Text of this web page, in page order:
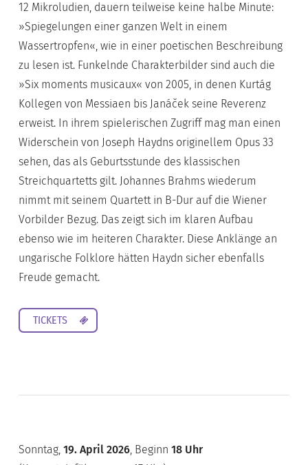
12 Mikroludien, dauern teilweise keine halbe Minute:
»Spiegelungen einer ganzen Welt in einem
Wassertropfen«, wie in einer poetischen Beschreibung
zu lesen ist. Funkelnde Charakterbilder sind auch die
»Six moments musicaux« von 2005, in denen Kurtág
Kollegen von Messiaen bis Janáček seine Reverenz
erweist. In ihrem spielerischen Zugriff mag man einen
Widerschein von Joseph Haydns originellem Opus 33
sehen, das als Geburtsstunde des klassischen
Streichquartetts gilt. Johannes Brahms wiederum
nimmt mit seinem Quartett in B-Dur auf die Wiener
Vorbilder Bezug. Das zeigt sich im klaren Aufbau
ebenso wie im heiteren Charakter. Diese Anklänge an
ungarische Folklore hätten Haydn sicher ebenfalls
Freude gemacht.
TICKETS
Sonntag, 19. April 2026, Beginn 18 Uhr